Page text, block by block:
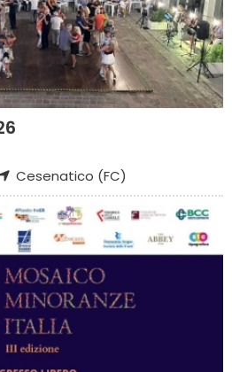
Cesenatico (FC)